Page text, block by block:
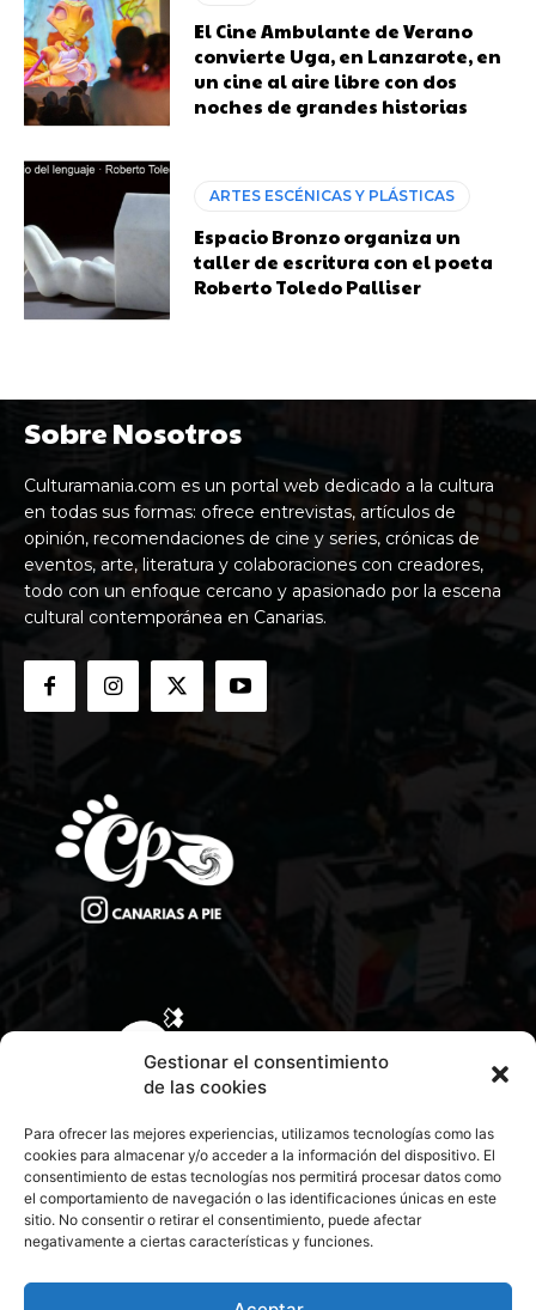
Gestionar el consentimiento
de las cookies
Para ofrecer las mejores experiencias, utilizamos tecnologías como las
cookies para almacenar y/o acceder a la información del dispositivo. El
consentimiento de estas tecnologías nos permitirá procesar datos como
el comportamiento de navegación o las identificaciones únicas en este
sitio. No consentir o retirar el consentimiento, puede afectar
negativamente a ciertas características y funciones.
El Cine Ambulante de Verano
convierte Uga, en Lanzarote, en
un cine al aire libre con dos
noches de grandes historias
ARTES ESCÉNICAS Y PLÁSTICAS
Espacio Bronzo organiza un
taller de escritura con el poeta
Roberto Toledo Palliser
Sobre Nosotros
Culturamania.com es un portal web dedicado a la cultura
en todas sus formas: ofrece entrevistas, artículos de
opinión, recomendaciones de cine y series, crónicas de
eventos, arte, literatura y colaboraciones con creadores,
todo con un enfoque cercano y apasionado por la escena
cultural contemporánea en Canarias.
CONTACTA CON NOSOTROS